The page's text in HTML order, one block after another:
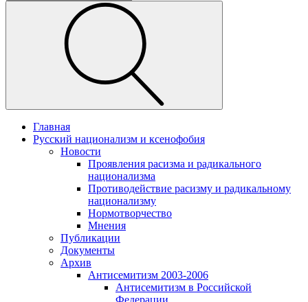
Главная
Русский национализм и ксенофобия
Новости
Проявления расизма и радикального
национализма
Противодействие расизму и радикальному
национализму
Нормотворчество
Мнения
Публикации
Документы
Архив
Антисемитизм 2003-2006
Антисемитизм в Российской
Федерации